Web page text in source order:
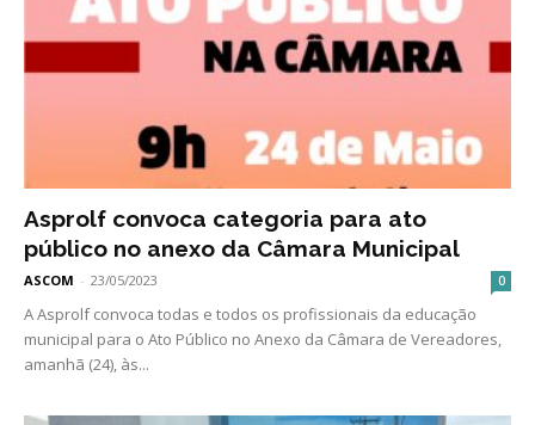
Asprolf convoca categoria para ato
público no anexo da Câmara Municipal
ASCOM - 23/05/2023 0
A Asprolf convoca todas e todos os profissionais da educação
municipal para o Ato Público no Anexo da Câmara de Vereadores,
amanhã (24), às...